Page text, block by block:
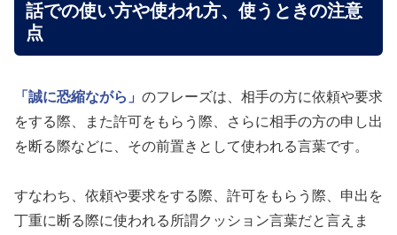
話での使い方や使われ方、使うときの注意
点
「誠に恐縮ながら」 のフレーズは、相手の方に依頼や要求
をする際、また許可をもらう際、さらに相手の方の申し出
を断る際などに、その前置きとして使われる言葉です。
すなわち、依頼や要求をする際、許可をもらう際、申出を
丁重に断る際に使われる所謂クッション言葉だと言えま